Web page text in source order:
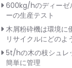
600kg/hのディーゼ
ーの生産テスト
木屑粉砕機は環境に
リサイクルにどのよ
5t/hの木の枝シュレ
簡単に管理